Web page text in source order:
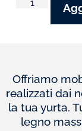
Offriamo
realizzati dai
la tua yurta.
legno